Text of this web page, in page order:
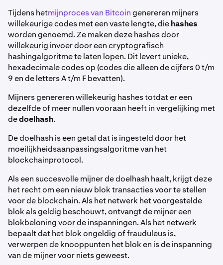
Tijdens hetmijnproces van Bitcoingenereren mijners
willekeurige codes met een vaste lengte, diehashes
worden genoemd. Ze maken deze hashes door
willekeurig invoer door een cryptografisch
hashingalgoritme te laten lopen. Dit levert unieke,
hexadecimale codes op (codes die alleen de cijfers 0 t/m
9 en de letters A t/m F bevatten).
Mijners genereren willekeurig hashes totdat er een
dezelfde of meer nullen vooraan heeft in vergelijking met
dedoelhash.
De doelhash is een getal dat is ingesteld door het
moeilijkheidsaanpassingsalgoritme van het
blockchainprotocol.
Als een succesvolle mijner de doelhash haalt, krijgt deze
het recht om een nieuw blok transacties voor te stellen
voor de blockchain. Als het netwerk het voorgestelde
blok als geldig beschouwt, ontvangt de mijner een
blokbeloning voor de inspanningen. Als het netwerk
bepaalt dat het blok ongeldig of frauduleus is,
verwerpen de knooppunten het blok en is de inspanning
van de mijner voor niets geweest.